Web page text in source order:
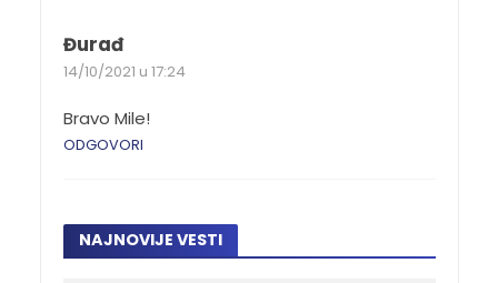
Đurađ
14/10/2021 u 17:24
Bravo Mile!
ODGOVORI
NAJNOVIJE VESTI